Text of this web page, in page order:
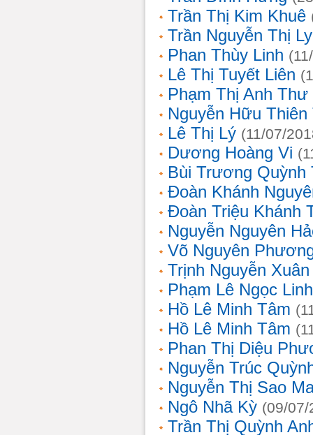
Trần Thị Kim Khuê
Trần Nguyễn Thị
Phan Thùy Linh
Lê Thị Tuyết Liên
Phạm Thị Anh Thư
Nguyễn Hữu Thiên
Lê Thị Lý (11/07/
Dương Hoàng Vi
Bùi Trương Quỳnh
Đoàn Khánh
Đoàn Triệu Khánh
Nguyễn Nguyên
Võ Nguyên
Trịnh Nguyễn
Phạm Lê Ngọc Linh
Hồ Lê Minh Tâm
Hồ Lê Minh Tâm
Phan Thị Diệu
Nguyễn Trúc
Nguyễn Thị Sao
Ngô Nhã Kỳ (09/07/
Trần Thị Quỳnh